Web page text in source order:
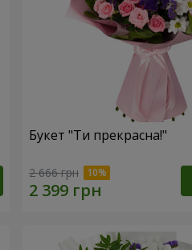
Букет "Ти прекрасна!"
2 666 грн